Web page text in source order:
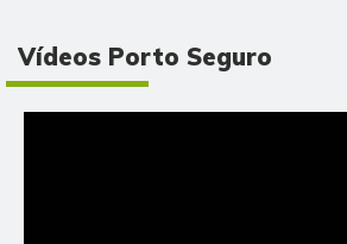
Vídeos Porto Seguro